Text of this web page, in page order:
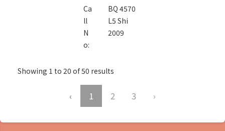
Ca
ll
N
o:
BQ 4570
L5 Shi
2009
Showing 1 to 20 of50 results
‹ 1 2 3 ›